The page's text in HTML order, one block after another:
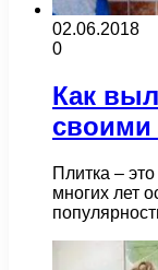
02.06.2018
0
Как
своими
Плитка –
многих лет